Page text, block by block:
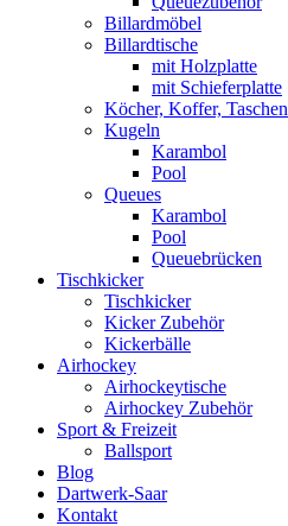
Billardmöbel
Billardtische
mit Holzplatte
mit Schieferplatte
Köcher, Koffer, Taschen
Kugeln
Karambol
Pool
Queues
Karambol
Pool
Queuebrücken
Tischkicker
Tischkicker
Kicker Zubehör
Kickerbälle
Airhockey
Airhockeytische
Airhockey Zubehör
Sport & Freizeit
Ballsport
Blog
Dartwerk-Saar
Kontakt